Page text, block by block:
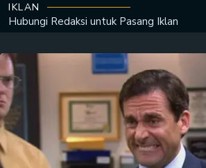
IKLAN
Hubungi Redaksi untuk Pasang Iklan